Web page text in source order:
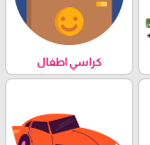
كراسي اطفال